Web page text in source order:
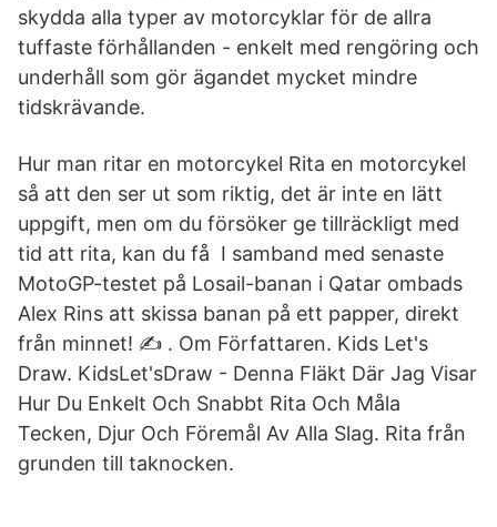
skydda alla typer av motorcyklar för de allra
tuffaste förhållanden - enkelt med rengöring och
underhåll som gör ägandet mycket mindre
tidskrävande.
Hur man ritar en motorcykel Rita en motorcykel
så att den ser ut som riktig, det är inte en lätt
uppgift, men om du försöker ge tillräckligt med
tid att rita, kan du få I samband med senaste
MotoGP-testet på Losail-banan i Qatar ombads
Alex Rins att skissa banan på ett papper, direkt
från minnet! ✍ . Om Författaren. Kids Let's
Draw. KidsLet'sDraw - Denna Fläkt Där Jag Visar
Hur Du Enkelt Och Snabbt Rita Och Måla
Tecken, Djur Och Föremål Av Alla Slag. Rita från
grunden till taknocken.